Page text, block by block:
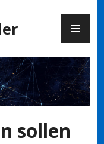
sollen